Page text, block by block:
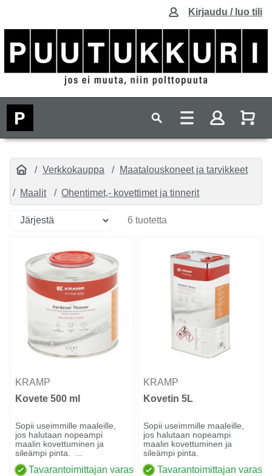
Kirjaudu / luo tili
Verkkokauppa Maatalouskoneet ja tarvikkeet
Maalit Ohentimet,- kovettimet ja tinnerit
6 tuotetta
KRAMP
Kovete 500 ml
Sopii useimmille maaleille,
jos halutaan nopeampi
maalin kovettuminen ja
sileämpi pinta. ...
Tavarantoimittajan varastossa
KRAMP
Kovetin 5L
Sopii useimmille maaleille,
jos halutaan nopeampi
maalin kovettuminen ja
sileämpi pinta.
Tavarantoimittajan